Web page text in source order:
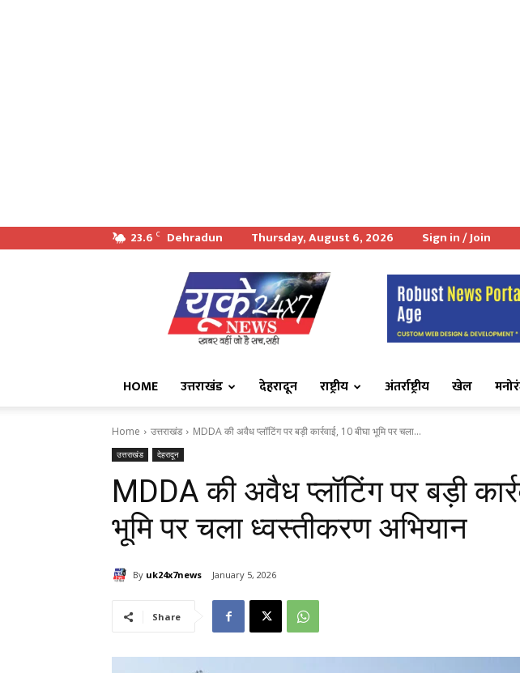
23.6 C Dehradun Thursday, August 6, 2026 Sign in / Join
खबर
वही
जो
सच
HOME उत्तराखंड देहरादून राष्ट्रीय अंतर्राष्ट्रीय खेल
Home उत्तराखंड MDDA की अवैध प्लॉटिंग पर बड़ी कार्रवाई, 10 बीघा भूमि पर चला...
उत्तराखंड देहरादून
MDDA की अवैध प्लॉटिंग पर बड़ी
भूमि पर चला ध्वस्तीकरण अभियान
By uk24x7news January 5, 2026
Share